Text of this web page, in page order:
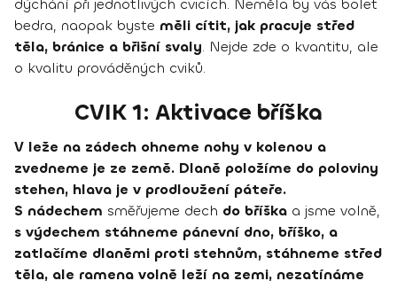
bedra, naopak byste měli cítit, jak pracuje střed
těla, bránice a břišní svaly. Nejde zde o kvantitu, ale
o kvalitu prováděných cviků.
CVIK 1: Aktivace bříška
V leže na zádech ohneme nohy v kolenou a
zvedneme je ze země. Dlaně položíme do poloviny
stehen, hlava je v prodloužení páteře.
S nádechem směřujeme dech do bříška a jsme volně,
s výdechem stáhneme pánevní dno, bříško, a
zatlačíme dlaněmi proti stehnům, stáhneme střed
těla, ale ramena volně leží na zemi, nezatínáme